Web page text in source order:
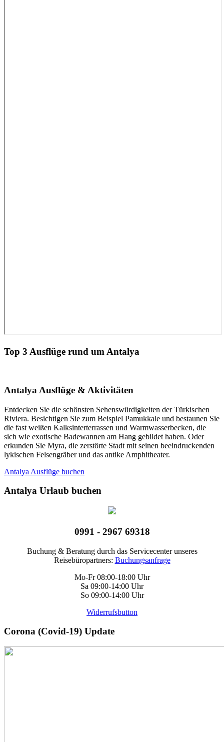
Top 3 Ausflüge rund um Antalya
Antalya Ausflüge & Aktivitäten
Entdecken Sie die schönsten Sehenswürdigkeiten der Türkischen
Riviera. Besichtigen Sie zum Beispiel Pamukkale und bestaunen Sie
die fast weißen Kalksinterterrassen und Warmwasserbecken, die
sich wie exotische Badewannen am Hang gebildet haben. Oder
erkunden Sie Myra, die zerstörte Stadt mit seinen beeindruckenden
lykischen Felsengräber und das antike Amphitheater.
Antalya Ausflüge buchen
Antalya Urlaub buchen
0991 - 2967 69318
Buchung & Beratung durch das Servicecenter unseres
Reisebüropartners: Buchungsanfrage
Mo-Fr 08:00-18:00 Uhr
Sa 09:00-14:00 Uhr
So 09:00-14:00 Uhr
Widerrufsbutton
Corona (Covid-19) Update